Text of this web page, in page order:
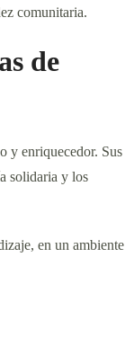
comunitaria.
de
y enriquecedor. Sus
solidaria y los
en un ambiente